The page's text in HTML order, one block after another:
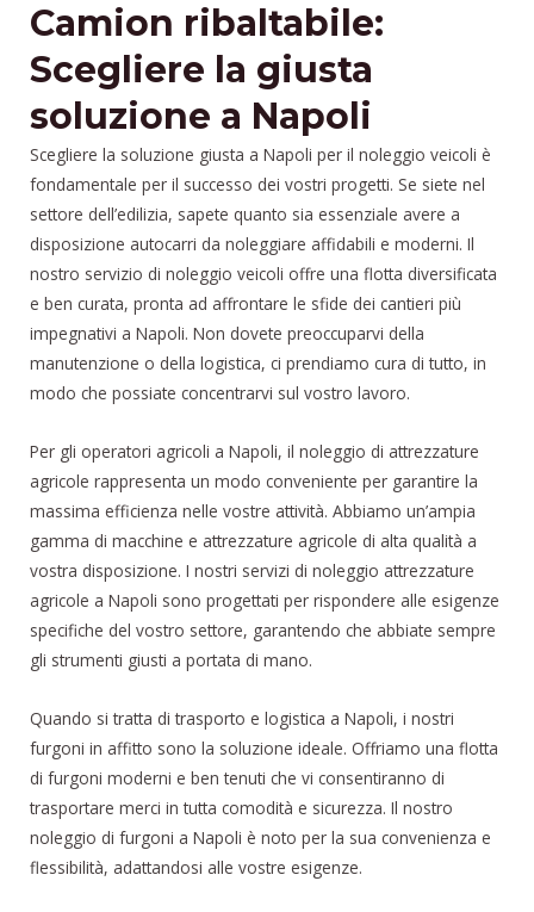
Camion ribaltabile:
Scegliere la giusta
soluzione a Napoli
Scegliere la soluzione giusta a Napoli per il noleggio veicoli è
fondamentale per il successo dei vostri progetti. Se siete nel
settore dell’edilizia, sapete quanto sia essenziale avere a
disposizione autocarri da noleggiare affidabili e moderni. Il
nostro servizio di noleggio veicoli offre una flotta diversificata
e ben curata, pronta ad affrontare le sfide dei cantieri più
impegnativi a Napoli. Non dovete preoccuparvi della
manutenzione o della logistica, ci prendiamo cura di tutto, in
modo che possiate concentrarvi sul vostro lavoro.
Per gli operatori agricoli a Napoli, il noleggio di attrezzature
agricole rappresenta un modo conveniente per garantire la
massima efficienza nelle vostre attività. Abbiamo un’ampia
gamma di macchine e attrezzature agricole di alta qualità a
vostra disposizione. I nostri servizi di noleggio attrezzature
agricole a Napoli sono progettati per rispondere alle esigenze
specifiche del vostro settore, garantendo che abbiate sempre
gli strumenti giusti a portata di mano.
Quando si tratta di trasporto e logistica a Napoli, i nostri
furgoni in affitto sono la soluzione ideale. Offriamo una flotta
di furgoni moderni e ben tenuti che vi consentiranno di
trasportare merci in tutta comodità e sicurezza. Il nostro
noleggio di furgoni a Napoli è noto per la sua convenienza e
flessibilità, adattandosi alle vostre esigenze.